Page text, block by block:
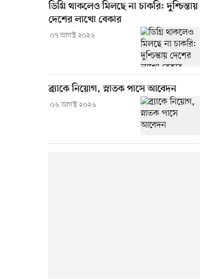
ডিগ্রি থাকলেও মিলছে না চাকরি: দুশ্চিন্তায়
দেশের লাখো বেকার
০৭ আগস্ট ২০২৬
ব্র্যাকে নিয়োগ, স্নাতক পাসে আবেদন
০৬ আগস্ট ২০২৬